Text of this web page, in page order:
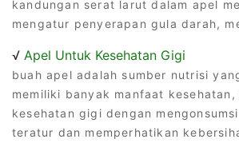
kandungan serat larut dalam apel
mengatur penyerapan gula darah,
√ Apel Untuk Kesehatan Gigi
buah apel adalah sumber nutrisi
memiliki banyak manfaat
kesehatan gigi dengan
teratur dan memperhatikan